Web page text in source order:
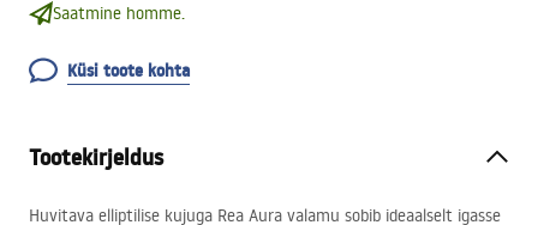
Saatmine homme.
Küsi toote kohta
Tootekirjeldus
Huvitava elliptilise kujuga Rea Aura valamu sobib ideaalselt igasse